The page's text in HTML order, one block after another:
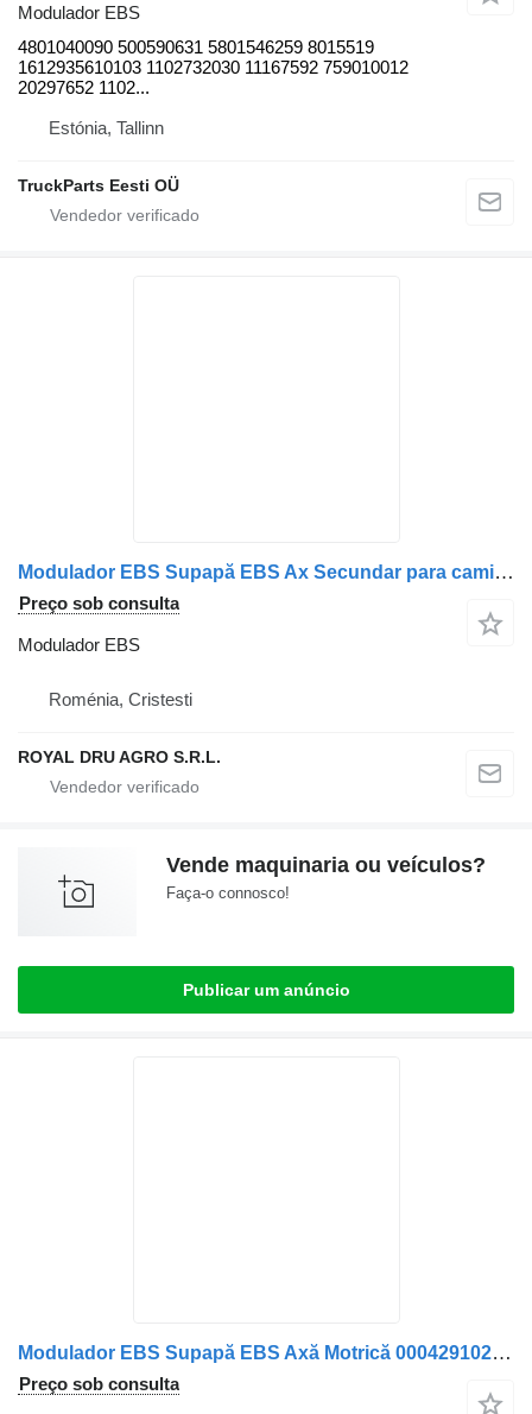
Modulador EBS
4801040090 500590631 5801546259 8015519
1612935610103 1102732030 11167592 759010012
20297652 1102...
Estónia, Tallinn
TruckParts Eesti OÜ
Modulador EBS Supapă EBS Ax Secundar para camião Solaris 8015520 500590632 11167593 20297653 1102732020 759010013 3800040070 1102-732-020-14
Preço sob consulta
Modulador EBS
Roménia, Cristesti
ROYAL DRU AGRO S.R.L.
Vende maquinaria ou veículos?
Faça-o connosco!
Publicar um anúncio
Modulador EBS Supapă EBS Axă Motrică 0004291024 para camião Solaris 0004291024/A0004291024
Preço sob consulta